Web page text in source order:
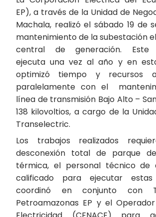
EP), a través de la Unidad de
Machala, realizó el sábado 19 de
mantenimiento de la subestación
central de generación.
ejecuta una vez al año y en
optimizó tiempo y recursos
paralelamente con el
línea de transmisión Bajo Alto –
138 kilovoltios, a cargo de la
Transelectric.
Los trabajos realizados
desconexión total de parque
térmica, el personal técnico de
calificado para ejecutar estas
coordinó en conjunto con
Petroamazonas EP y el